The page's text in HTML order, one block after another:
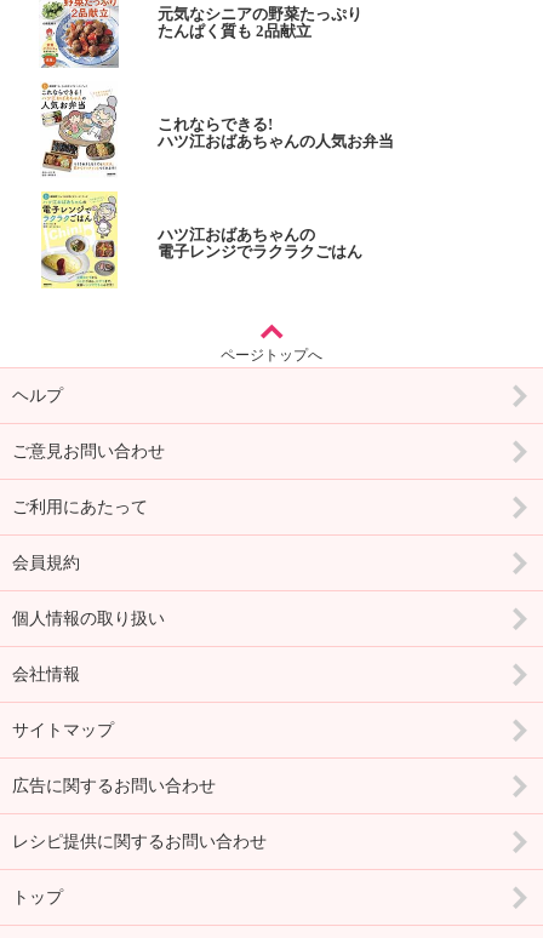
元気なシニアの野菜たっぷり
たんぱく質も 2品献立
これならできる!
ハツ江おばあちゃんの人気お弁当
ハツ江おばあちゃんの
電子レンジでラクラクごはん
ページトップへ
ヘルプ
ご意見お問い合わせ
ご利用にあたって
会員規約
個人情報の取り扱い
会社情報
サイトマップ
広告に関するお問い合わせ
レシピ提供に関するお問い合わせ
トップ